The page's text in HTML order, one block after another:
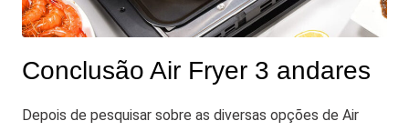
Conclusão Air Fryer 3 andares
Depois de pesquisar sobre as diversas opções de Air